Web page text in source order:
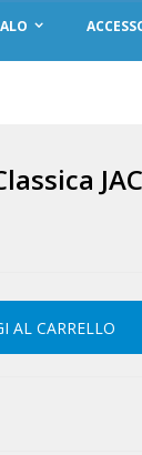
AL CARRELLO